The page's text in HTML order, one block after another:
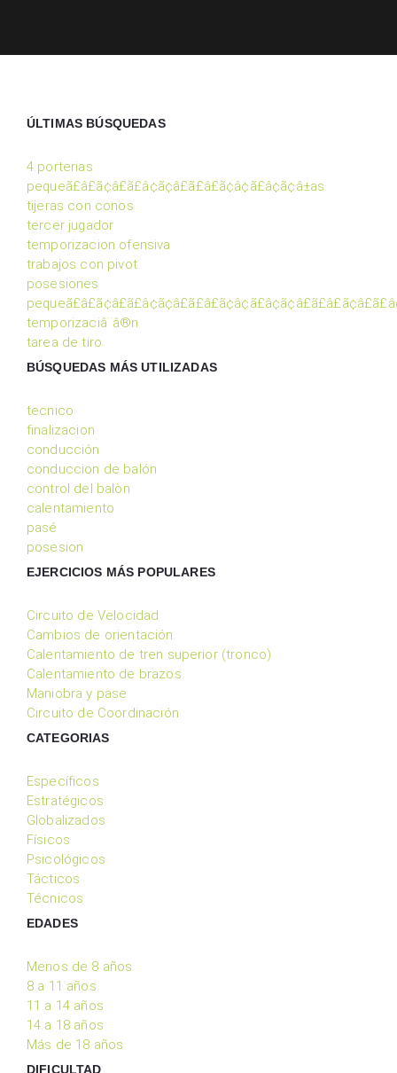
ÚLTIMAS BÚSQUEDAS
4 porterias
pequeã£â£ã¢â£ã£â¢ã¢â£ã£â£ã¢â¢ã£â¢ã¢â±as
tijeras con conos
tercer jugador
temporizacion ofensiva
trabajos con pivot
posesiones
temporizaciâ¨â®n
tarea de tiro
BÚSQUEDAS MÁS UTILIZADAS
tecnico
finalizacion
conducción
conduccion de balón
control del balòn
calentamiento
pasé
posesion
EJERCICIOS MÁS POPULARES
Circuito de Velocidad
Cambios de orientación
Calentamiento de tren superior (tronco)
Calentamiento de brazos
Maniobra y pase
Circuito de Coordinación
CATEGORIAS
Específicos
Estratégicos
Globalizados
Físicos
Psicológicos
Tácticos
Técnicos
EDADES
Menos de 8 años
8 a 11 años
11 a 14 años
14 a 18 años
Más de 18 años
DIFICULTAD